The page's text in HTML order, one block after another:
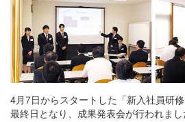
4月7日からスタートした「新入社員研
最終日となり、成果発表会が行われまし